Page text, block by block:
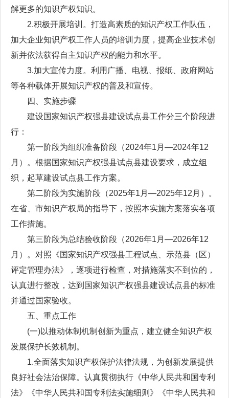
解更多的知识产权知识。
2.积极开展培训。打造高素质的知识产权工作队伍，
加大企业知识产权工作人员的培训力度，提高企业技术创
新并依法获得自主知识产权的能力和水平。
3.加大宣传力度。利用广播、电视、报纸、政府网站
等各种载体开展知识产权的普及和宣传。
四、实施步骤
建设国家知识产权强县建设试点县工作分三个阶段进
行：
第一阶段为组织准备阶段（2024年1月—2024年12
月）。根据国家知识产权强县试点县建设要求，成立组
织，起草建设试点县工作方案。
第二阶段为实施阶段（2025年1月—2025年12月）。
在省、市知识产权局的指导下，按照本实施方案落实各项
工作措施。
第三阶段为总结验收阶段（2026年1月—2026年12
月）。对照《国家知识产权强县工程试点、示范县（区）
评定管理办法》，逐项进行检查，对措施落实不到位的，
认真进行整改，达到国家知识产权强县建设试点县的标准
并通过国家验收。
五、重点工作
(一)以推动体制机制创新为重点，建立健全知识产权
发展保护长效机制。
1.全面落实知识产权保护法律法规，为创新发展提供
良好社会法治保障。认真贯彻执行《中华人民共和国专利
法》《中华人民共和国专利法实施细则》《中华人民共和